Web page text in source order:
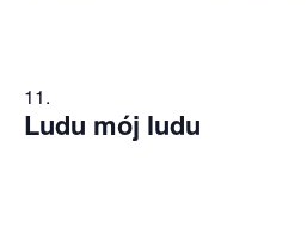
Ludu mój ludu